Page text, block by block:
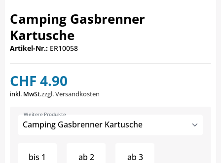
Camping Gasbrenner
Kartusche
Artikel-Nr.: ER10058
CHF 4.90
inkl. MwSt.zzgl. Versandkosten
Camping Gasbrenner Kartusche
Weitere Produkte
bis 1
ab 2
ab 3